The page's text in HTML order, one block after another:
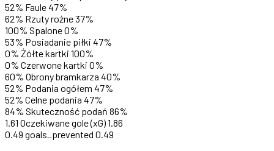
52% Faule47%
62% Rzuty rożne37%
100% Spalone0%
53% Posiadanie piłki 47%
0% Żółte kartki 100%
0% Czerwone kartki 0%
60% Obrony bramkarza 40%
52% Podania ogółem 47%
52% Celne podania 47%
84% Skuteczność podań 86%
1.61 Oczekiwane gole (xG)1.86
0.49 goals_prevented 0.49